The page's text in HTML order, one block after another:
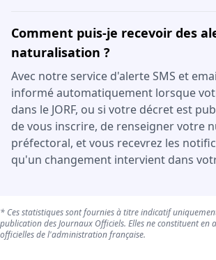
Comment puis-je recevoir des
naturalisation ?
Avec notre service d'alerte SMS et
informé automatiquement lorsque
dans le JORF, ou si votre décret est
de vous inscrire, de renseigner votre
préfectoral, et vous recevrez les
qu'un changement intervient dans
* Ces statistiques sont fournies à titre indicatif
publication des Journaux Officiels. Elles ne constituent en
officielles de l'administration française.